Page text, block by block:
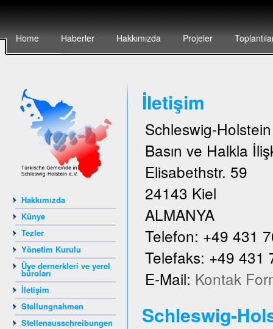
Home Haberler Hakkımızda Projeler
Hakkımızda
Künye
Tezler
Yönetim Kurulu
Üye dernerkleri ve yerel
büroları
İletişim
Stellungnahmen
Stellenausschreibungen
İletişim
Schleswig-
Basın ve Halkla
Elisabethstr. 59
24143 Kiel
ALMANYA
Telefon: +49 431
Telefaks: +49 431
E-Mail: Kontak
Schleswig-